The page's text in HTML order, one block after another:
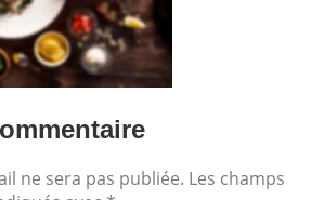
ne sera pas publiée. Les champs